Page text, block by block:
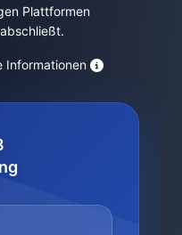
Plattformen
Informationen